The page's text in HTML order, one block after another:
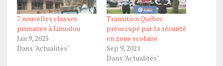
7 nouvelles classes
primaires à Limoilou
Jan 9, 2025
Dans "Actualités"
Transition Québec
préoccupé par la sécurité
en zone scolaire
Sep 9, 2021
Dans "Actualités"